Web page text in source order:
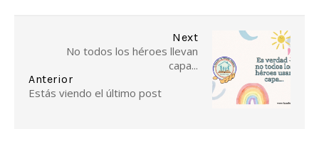
Next
No todos los héroes llevan
capa...
Anterior
Estás viendo el último post